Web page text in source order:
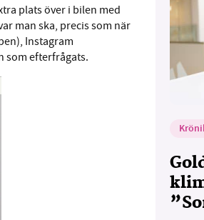
plats över i bilen med
man ska, precis som när
Instagram
som efterfrågats.